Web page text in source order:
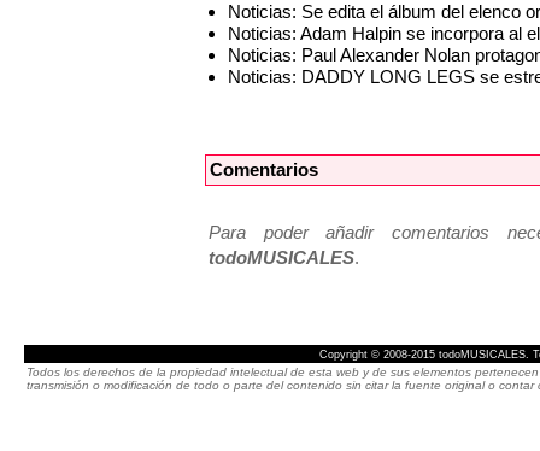
Noticias: Se edita el álbum del elenco
Noticias: Adam Halpin se incorpora al
Noticias: Paul Alexander Nolan
Noticias: DADDY LONG LEGS se
Comentarios
Para poder añadir comentarios
todoMUSICALES.
Copyright © 2008-2015 todoMUSICALES.
Todos los derechos de la propiedad intelectual de esta web y de sus elementos
transmisión o modificación de todo o parte del contenido sin citar la fuente original o